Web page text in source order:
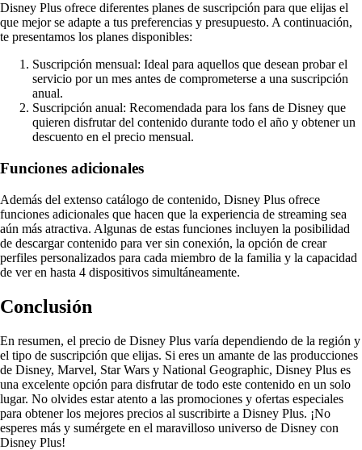
Disney Plus ofrece diferentes planes de suscripción para que elijas el
que mejor se adapte a tus preferencias y presupuesto. A continuación,
te presentamos los planes disponibles:
Suscripción mensual: Ideal para aquellos que desean probar el
servicio por un mes antes de comprometerse a una suscripción
anual.
Suscripción anual: Recomendada para los fans de Disney que
quieren disfrutar del contenido durante todo el año y obtener un
descuento en el precio mensual.
Funciones adicionales
Además del extenso catálogo de contenido, Disney Plus ofrece
funciones adicionales que hacen que la experiencia de streaming sea
aún más atractiva. Algunas de estas funciones incluyen la posibilidad
de descargar contenido para ver sin conexión, la opción de crear
perfiles personalizados para cada miembro de la familia y la capacidad
de ver en hasta 4 dispositivos simultáneamente.
Conclusión
En resumen, el precio de Disney Plus varía dependiendo de la región y
el tipo de suscripción que elijas. Si eres un amante de las producciones
de Disney, Marvel, Star Wars y National Geographic, Disney Plus es
una excelente opción para disfrutar de todo este contenido en un solo
lugar. No olvides estar atento a las promociones y ofertas especiales
para obtener los mejores precios al suscribirte a Disney Plus. ¡No
esperes más y sumérgete en el maravilloso universo de Disney con
Disney Plus!